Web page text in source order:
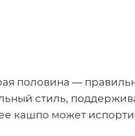
половина —
стиль,
кашпо может